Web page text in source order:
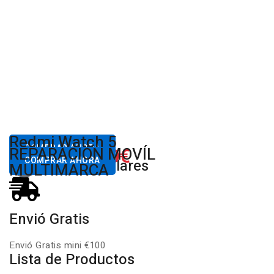
Desde80,00€
COMPRAR AHORA
Redmi Watch 5
Xiaomi
Desde650.00€
COMPRAR AHORA
REPARACIÓN MOVÍL
MULTIMARCA
Productos Populares
Envió Gratis
Envió Gratis mini €100
Lista de Productos